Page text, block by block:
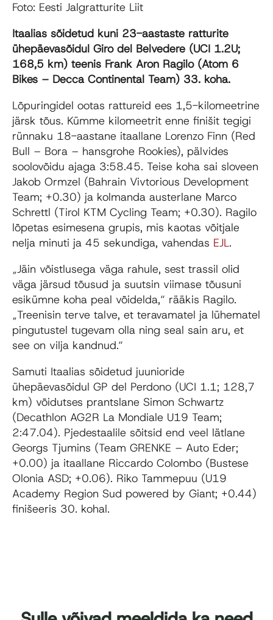
Foto: Eesti Jalgratturite Liit
Itaalias sõidetud kuni 23-aastaste ratturite
ühepäevasõidul Giro del Belvedere (UCI 1.2U;
168,5 km) teenis Frank Aron Ragilo (Atom 6
Bikes – Decca Continental Team) 33. koha.
Lõpuringidel ootas rattureid ees 1,5-kilomeetrine
järsk tõus. Kümme kilomeetrit enne finišit tegigi
rünnaku 18-aastane itaallane Lorenzo Finn (Red
Bull – Bora – hansgrohe Rookies), pälvides
soolovõidu ajaga 3:58.45. Teise koha sai sloveen
Jakob Ormzel (Bahrain Vivtorious Development
Team; +0.30) ja kolmanda austerlane Marco
Schrettl (Tirol KTM Cycling Team; +0.30). Ragilo
lõpetas esimesena grupis, mis kaotas võitjale
nelja minuti ja 45 sekundiga, vahendas EJL.
„Jäin võistlusega väga rahule, sest trassil olid
väga järsud tõusud ja suutsin viimase tõusuni
esikümne koha peal võidelda,“ rääkis Ragilo.
„Treenisin terve talve, et teravamatel ja lühematel
pingutustel tugevam olla ning seal sain aru, et
see on vilja kandnud.“
Samuti Itaalias sõidetud juunioride
ühepäevasõidul GP del Perdono (UCI 1.1; 128,7
km) võidutses prantslane Simon Schwartz
(Decathlon AG2R La Mondiale U19 Team;
2:47.04). Pjedestaalile sõitsid end veel lätlane
Georgs Tjumins (Team GRENKE – Auto Eder;
+0.00) ja itaallane Riccardo Colombo (Bustese
Olonia ASD; +0.06). Riko Tammepuu (U19
Academy Region Sud powered by Giant; +0.44)
finišeeris 30. kohal.